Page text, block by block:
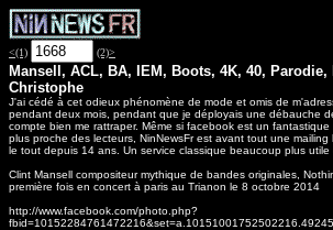
<(1) (2)>
Mansell, ACL, BA, IEM, Boots, 4K, 40,
Christophe
J'ai cédé à cet odieux phénomène de mode et omis de
pendant deux mois, pendant que je déployais une débauche
compte bien me rattraper. Même si facebook est un
plus proche des lecteurs, NinNewsFr est avant tout une mailing
le tout depuis 14 ans. Un service classique beaucoup plus utile
Clint Mansell compositeur mythique de bandes originales,
première fois en concert à paris au Trianon le 8 octobre 2014
http://www.facebook.com/photo.php?